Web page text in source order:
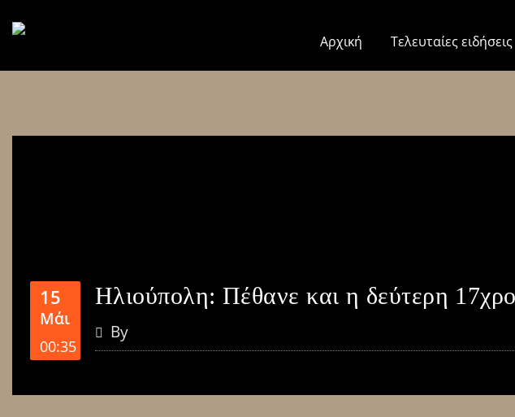
Αρχική Τελευταίες ειδήσεις
15
Μάι
00:35
Ηλιούπολη: Πέθανε και η δεύτερη
By